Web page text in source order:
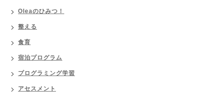
Oleaのひみつ！
整える
食育
宿泊プログラム
プログラミング学習
アセスメント